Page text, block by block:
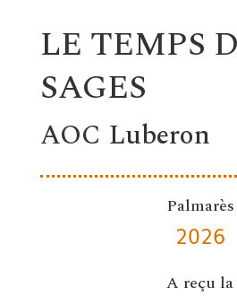
LE TEMPS
SAGES
AOC Luberon
Palmarès
2026
A reçu la